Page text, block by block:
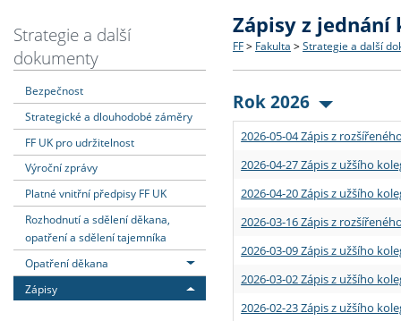
Dozvědět se více
Struktura a historie
Strategie a další
Podpora a benefity pro
Absolventi fakulty
Podat přihlášku
Co studovat a jak se
Učitelské studijní
Informace k průběhu
Dozvědět se více
Bakalářské a magisterské
Doktorské studium
Rigorózní řízení
Dozvědět se více
O vědě a výzkumu na FF
Akademické kvalifikace
Granty a projekty
Dozvědět se více
Aktuální nabídky a
Vyjíždějící studenti
Přijíždějící studenti
Vyjíždějící zaměstnanci
Strategie a další
dokumenty
Bezpečnost
Strategické a dlouhodobé záměry
FF UK pro udržitelnost
Výroční zprávy
Platné vnitřní předpisy FF UK
Rozhodnutí a sdělení děkana,
opatření a sdělení tajemníka
Opatření děkana
Zápisy
Zápisy z jednání
FF > Fakulta > Strategie a další
Rok 2026
2026-05-04 Zápis z
2026-04-27 Zápis z užšího
2026-04-20 Zápis z užšího
2026-03-16 Zápis z
2026-03-09 Zápis z užšího
2026-03-02 Zápis z užšího
2026-02-23 Zápis z užšího